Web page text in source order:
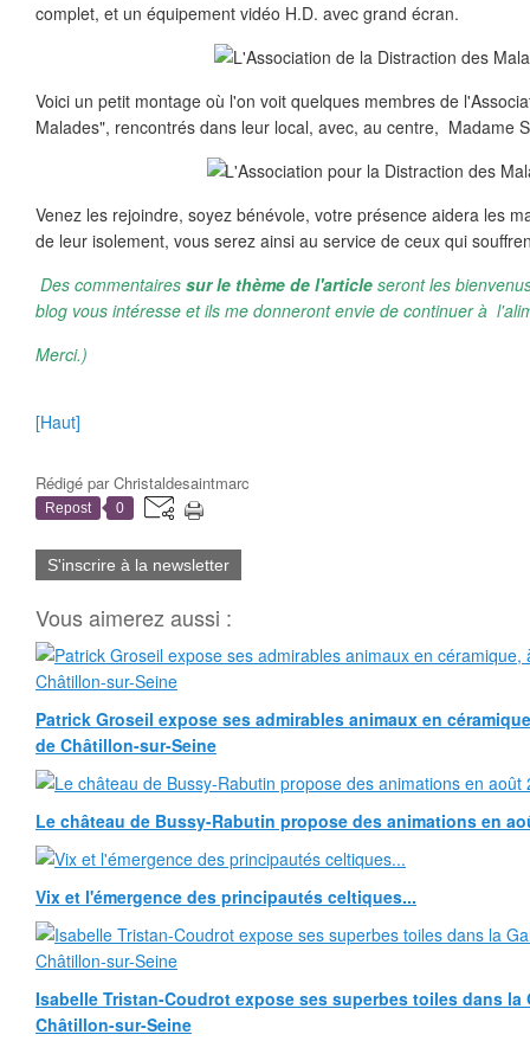
complet, et un équipement vidéo H.D. avec grand écran.
Voici un petit montage où l'on voit quelques membres de
Malades", rencontrés dans leur local, avec, au centre, Madame
Venez les rejoindre, soyez bénévole, votre présence aidera les
de leur isolement, vous serez ainsi au service de ceux qui
Des commentaires sur le thème de l'article seront les
blog vous intéresse et ils me donneront envie de continuer à
Merci.)
[Haut]
Rédigé parChristaldesaintmarc
Repost 0
S'inscrire à la newsletter
Vous aimerez aussi :
Patrick Groseil expose ses admirables animaux en
de Châtillon-sur-Seine
Le château de Bussy-Rabutin propose des animations en
Vix et l'émergence des principautés celtiques...
Isabelle Tristan-Coudrot expose ses superbes toiles dans la
Châtillon-sur-Seine